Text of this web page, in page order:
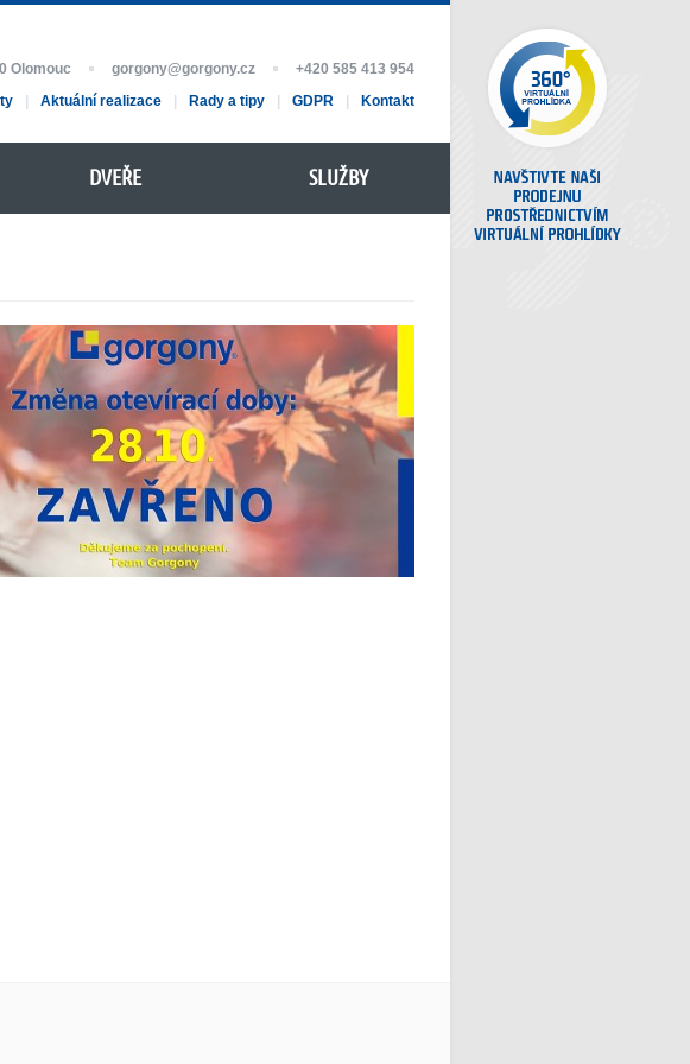
Olomouc gorgony@gorgony.cz
+420 585 413 954
Aktuální realizace Rady a tipy GDPR Kontakt
DVEŘE SLUŽBY